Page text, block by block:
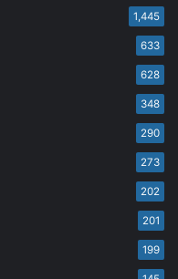
1,445
633
628
348
290
273
202
201
199